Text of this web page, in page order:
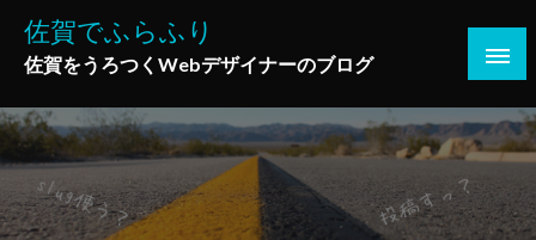
ン
ツ
へ
ス
キ
佐賀でふらふり
佐賀をうろつくWebデザイナーのブログ